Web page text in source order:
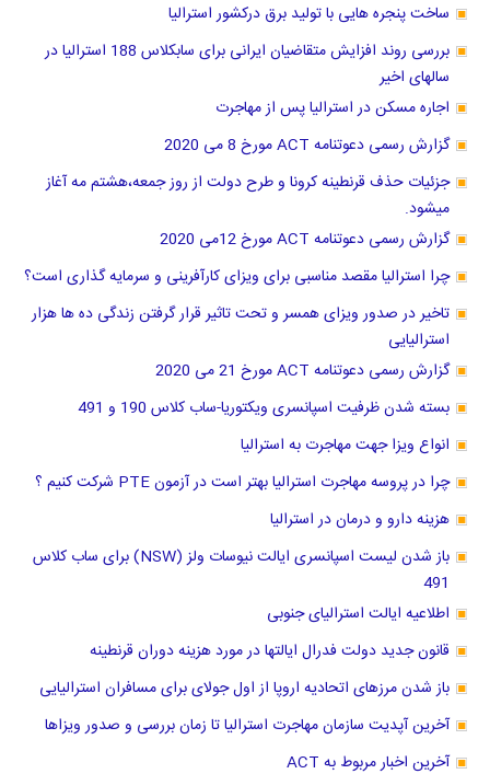
ساخت پنجره هایی با تولید برق درکشور استرالیا
بررسی روند افزایش متقاضیان ایرانی برای سابکلاس 188 استرالیا در
سالهای اخیر
اجاره مسکن در استرالیا پس از مهاجرت
گزارش رسمی دعوتنامه ACT مورخ 8 می 2020
جزئیات حذف قرنطینه کرونا و طرح دولت از روز جمعه،هشتم مه آغاز
میشود.
گزارش رسمی دعوتنامه ACT مورخ 12می 2020
چرا استرالیا مقصد مناسبی برای ویزای کارآفرینی و سرمایه گذاری است؟
تاخیر در صدور ویزای همسر و تحت تاثیر قرار گرفتن زندگی ده ها هزار
استرالیایی
گزارش رسمی دعوتنامه ACT مورخ 21 می 2020
بسته شدن ظرفیت اسپانسری ویکتوریا-ساب کلاس 190 و 491
انواع ویزا جهت مهاجرت به استرالیا
چرا در پروسه مهاجرت استرالیا بهتر است در آزمون PTE شرکت کنیم ؟
هزینه دارو و درمان در استرالیا
باز شدن لیست اسپانسری ایالت نیوسات ولز (NSW) برای ساب کلاس
491
اطلاعیه ایالت استرالیای جنوبی
قانون جدید دولت فدرال ایالتها در مورد هزینه دوران قرنطینه
باز شدن مرزهای اتحادیه اروپا از اول جولای برای مسافران استرالیایی
آخرین آپدیت سازمان مهاجرت استرالیا تا زمان بررسی و صدور ویزاها
آخرین اخبار مربوط به ACT